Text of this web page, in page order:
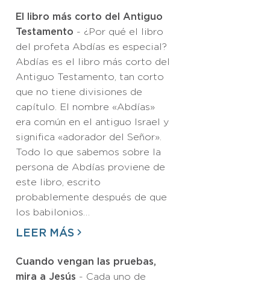
El libro más corto del Antiguo
Testamento - ¿Por qué el libro
del profeta Abdías es especial?
Abdías es el libro más corto del
Antiguo Testamento, tan corto
que no tiene divisiones de
capítulo. El nombre «Abdías»
era común en el antiguo Israel y
significa «adorador del Señor».
Todo lo que sabemos sobre la
persona de Abdías proviene de
este libro, escrito
probablemente después de que
los babilonios…
LEER MÁS
Cuando vengan las pruebas,
mira a Jesús - Cada uno de